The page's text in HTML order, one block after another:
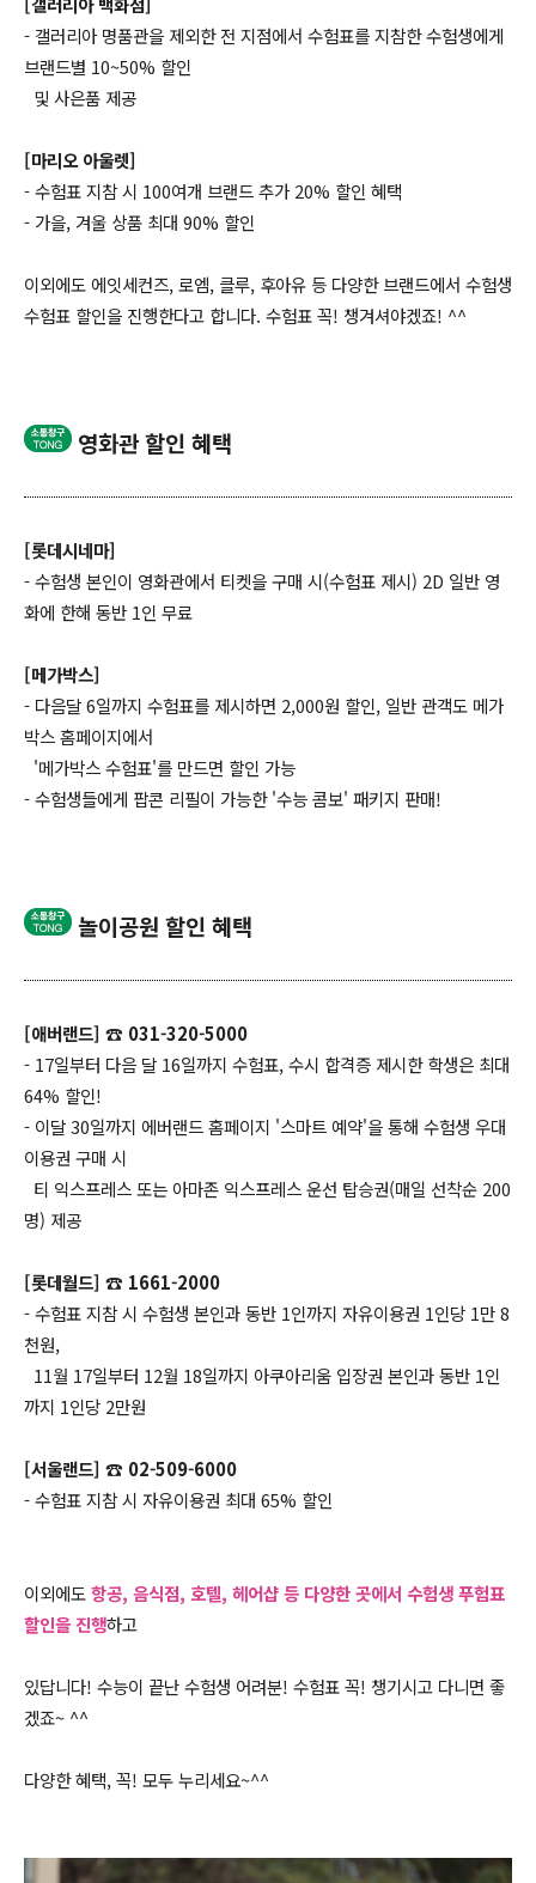
- 갤러리아 명품관을 제외한 전 지점에서 수험표를 지참한 수험생에게
브랜드별 10~50% 할인
및 사은품 제공
[마리오 아울렛]
- 수험표 지참 시 100여개 브랜드 추가 20% 할인 혜택
- 가을, 겨울 상품 최대 90% 할인
이외에도 에잇세컨즈, 로엠, 클루, 후아유 등 다양한 브랜드에서 수험생
수험표 할인을 진행한다고 합니다. 수험표 꼭! 챙겨셔야겠죠! ^^
영화관 할인 혜택
[롯데시네마]
- 수험생 본인이 영화관에서 티켓을 구매 시(수험표 제시) 2D 일반 영
화에 한해 동반 1인 무료
[메가박스]
- 다음달 6일까지 수험표를 제시하면 2,000원 할인, 일반 관객도 메가
박스 홈페이지에서
'메가박스 수험표'를 만드면 할인 가능
- 수험생들에게 팝콘 리필이 가능한 '수능 콤보' 패키지 판매!
놀이공원 할인 혜택
[애버랜드] ☎ 031-320-5000
- 17일부터 다음 달 16일까지 수험표, 수시 합격증 제시한 학생은 최대
64% 할인!
- 이달 30일까지 에버랜드 홈페이지 '스마트 예약'을 통해 수험생 우대
이용권 구매 시
티 익스프레스 또는 아마존 익스프레스 운선 탑승권(매일 선착순 200
명) 제공
[롯데월드] ☎ 1661-2000
- 수험표 지참 시 수험생 본인과 동반 1인까지 자유이용권 1인당 1만 8
천원,
11월 17일부터 12월 18일까지 아쿠아리움 입장권 본인과 동반 1인
까지 1인당 2만원
[서울랜드] ☎ 02-509-6000
- 수험표 지참 시 자유이용권 최대 65% 할인
이외에도항공, 음식점, 호텔, 헤어샵 등 다양한 곳에서 수험생 푸험표
할인을 진행하고
있답니다! 수능이 끝난 수험생 어려분! 수험표 꼭! 챙기시고 다니면 좋
겠죠~ ^^
다양한 혜택, 꼭! 모두 누리세요~^^